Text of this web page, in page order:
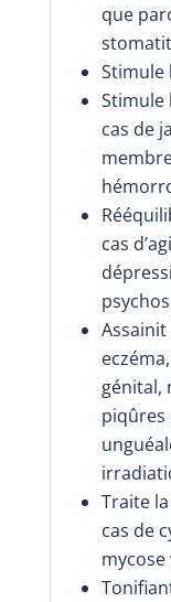
que
Stimule
Stimule
cas de
cas
Assainit
génital,
piqûres
Traite
cas de
mycose